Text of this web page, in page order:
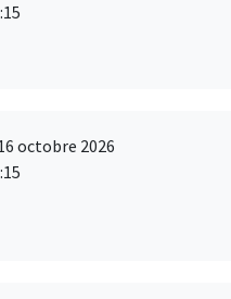
octobre 2026